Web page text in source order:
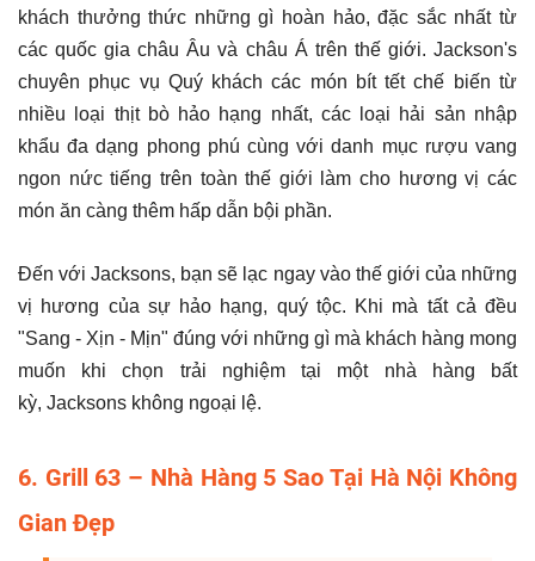
khách thưởng thức những gì hoàn hảo, đặc sắc nhất từ
các quốc gia châu Âu và châu Á trên thế giới. Jackson's
chuyên phục vụ Quý khách các món bít tết chế biến từ
nhiều loại thịt bò hảo hạng nhất, các loại hải sản nhập
khẩu đa dạng phong phú cùng với danh mục rượu vang
ngon nức tiếng trên toàn thế giới làm cho hương vị các
món ăn càng thêm hấp dẫn bội phần.
Đến với Jacksons, bạn sẽ lạc ngay vào thế giới của những
vị hương của sự hảo hạng, quý tộc. Khi mà tất cả đều
"Sang - Xịn - Mịn" đúng với những gì mà khách hàng mong
muốn khi chọn trải nghiệm tại một nhà hàng bất
kỳ, Jacksons không ngoại lệ.
6. Grill 63 – Nhà Hàng 5 Sao Tại Hà Nội Không
Gian Đẹp